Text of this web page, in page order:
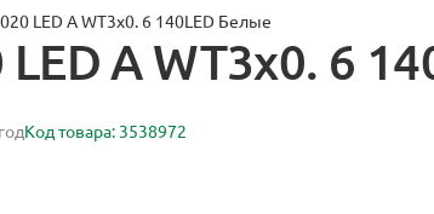
LED A WT3x0. 6 140LED Белые
LED A WT3x0. 6
Код товара: 3538972